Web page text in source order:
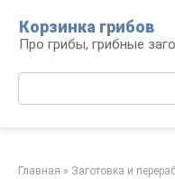
контенту
Корзинка грибов
Про грибы, грибные
Главная » Заготовка и